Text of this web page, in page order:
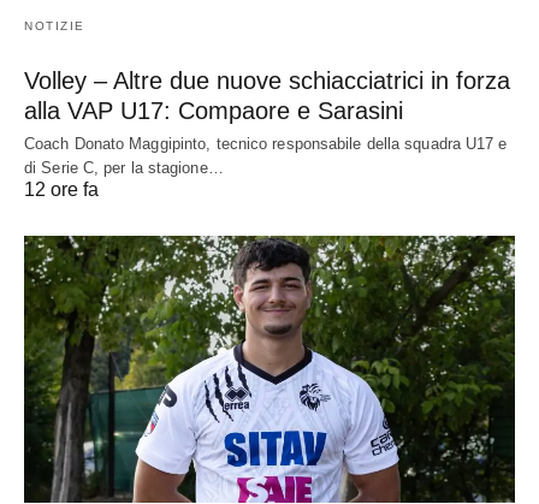
NOTIZIE
Volley – Altre due nuove schiacciatrici in forza
alla VAP U17: Compaore e Sarasini
Coach Donato Maggipinto, tecnico responsabile della squadra U17 e
di Serie C, per la stagione…
12 ore fa